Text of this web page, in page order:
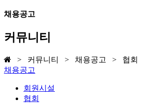
채용공고
커뮤니티
> 커뮤니티 > 채용공고 > 협회
채용공고
회원시설
협회